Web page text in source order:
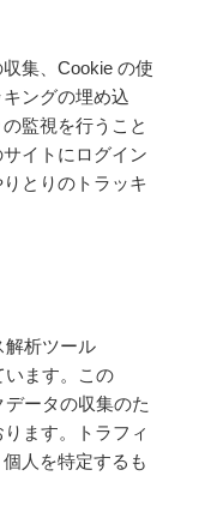
集、Cookie の使
ングの埋め込
監視を行うこと
イトにログイン
とりのトラッキ
解析ツール
います。この
ータの収集のた
ます。トラフィ
人を特定するも